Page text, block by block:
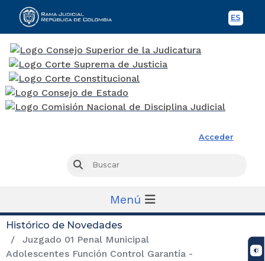
ES
Acceder
Buscar
Menú
Histórico de Novedades
Juzgado 01 Penal Municipal
Adolescentes Función Control Garantía -